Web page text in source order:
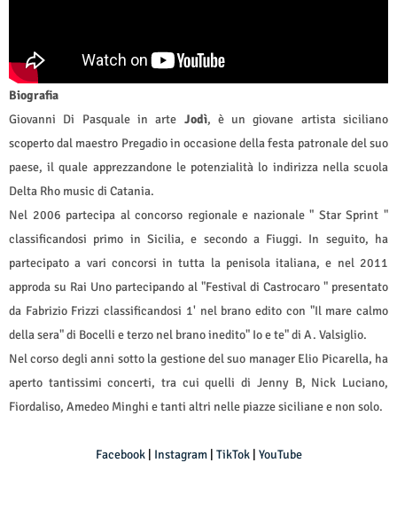
Biografia
Giovanni Di Pasquale in arte Jodì, è un giovane artista siciliano
scoperto dal maestro Pregadio in occasione della festa patronale del suo
paese, il quale apprezzandone le potenzialità lo indirizza nella scuola
Delta Rho music di Catania.
Nel 2006 partecipa al concorso regionale e nazionale " Star Sprint "
classificandosi primo in Sicilia, e secondo a Fiuggi. In seguito, ha
partecipato a vari concorsi in tutta la penisola italiana, e nel 2011
approda su Rai Uno partecipando al "Festival di Castrocaro " presentato
da Fabrizio Frizzi classificandosi 1' nel brano edito con "Il mare calmo
della sera" di Bocelli e terzo nel brano inedito" Io e te" di A. Valsiglio.
Nel corso degli anni sotto la gestione del suo manager Elio Picarella, ha
aperto tantissimi concerti, tra cui quelli di Jenny B, Nick Luciano,
Fiordaliso, Amedeo Minghi e tanti altri nelle piazze siciliane e non solo.
Facebook| Instagram| TikTok| YouTube